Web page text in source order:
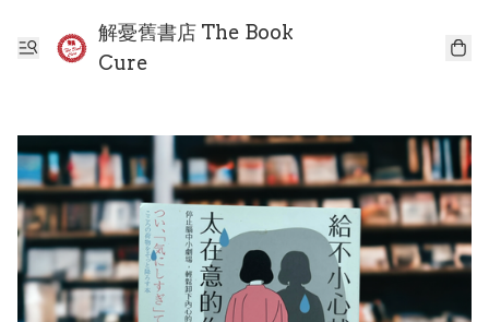
解憂舊書店 The Book
Cure